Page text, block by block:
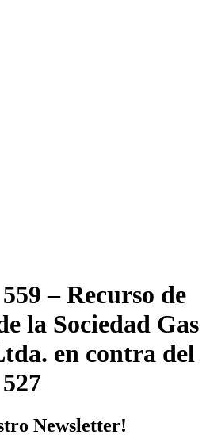
– Recurso de
la Sociedad Gas
en contra del
Newsletter!